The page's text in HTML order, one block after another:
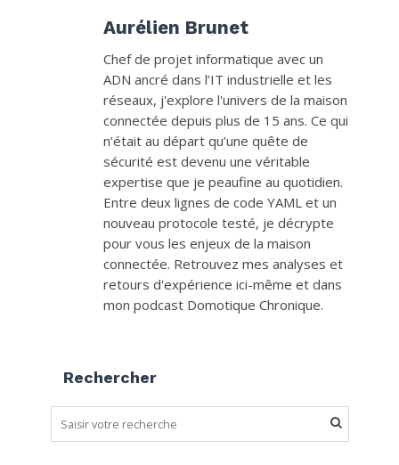
Aurélien Brunet
Chef de projet informatique avec un
ADN ancré dans l’IT industrielle et les
réseaux, j'explore l'univers de la maison
connectée depuis plus de 15 ans. Ce qui
n’était au départ qu’une quête de
sécurité est devenu une véritable
expertise que je peaufine au quotidien.
Entre deux lignes de code YAML et un
nouveau protocole testé, je décrypte
pour vous les enjeux de la maison
connectée. Retrouvez mes analyses et
retours d'expérience ici-même et dans
mon podcast Domotique Chronique.
Rechercher